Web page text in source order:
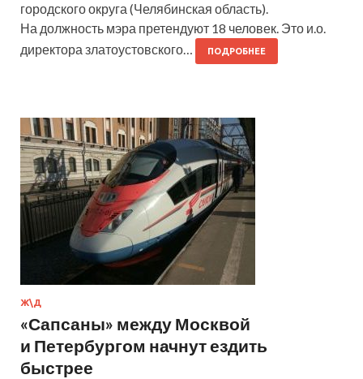
городского округа (Челябинская область).
На должность мэра претендуют 18 человек. Это и.о.
директора златоустовского…
ПОДРОБНЕЕ
Ж\Д
«Сапсаны» между Москвой
и Петербургом начнут ездить
быстрее